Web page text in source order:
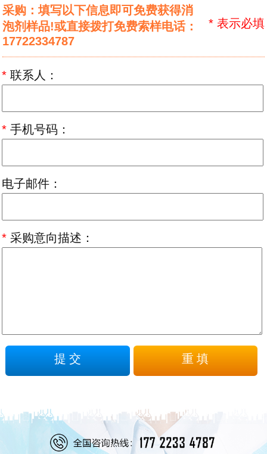
* 表示必填
采购：填写以下信息即可免费获得消
泡剂样品!或直接拨打免费索样电话：
17722334787
* 联系人：
* 手机号码：
电子邮件：
* 采购意向描述：